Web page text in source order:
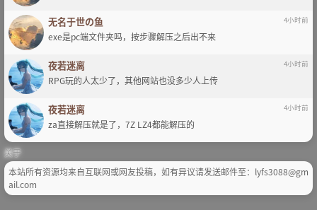
无名于世の鱼 4小时前
exe是pc端文件夹吗，按步骤解压之后出不来
夜若迷离 4小时前
RPG玩的人太少了，其他网站也没多少人上传
夜若迷离 4小时前
za直接解压就是了，7Z LZ4都能解压的
关于
本站所有资源均来自互联网或网友投稿，如有异议请发送邮件至：lyfs3088@gm
ail.com